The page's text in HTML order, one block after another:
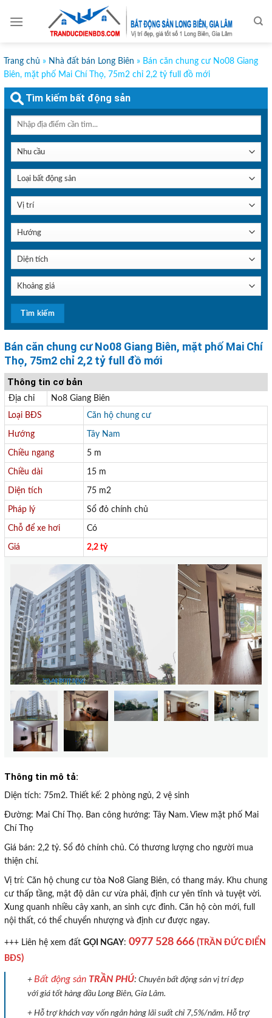
Trang chủ » Nhà đất bán Long Biên » Bán căn chung cư No08 Giang
Biên, mặt phố Mai Chí Thọ, 75m2 chỉ 2,2 tỷ full đồ mới
Bán căn chung cư No08 Giang Biên, mặt phố Mai Chí
Thọ, 75m2 chỉ 2,2 tỷ full đồ mới
Thông tin cơ bản
Địa chỉ
No8 Giang Biên
Loại BĐS
Căn hộ chung cư
Hướng Tây Nam
Chiều ngang 5 m
Chiều dài 15 m
Diện tích 75 m2
Pháp lý Sổ đỏ chính chủ
Chỗ để xe hơi Có
Giá 2,2 tỷ
Thông tin mô tả:
Diện tích: 75m2. Thiết kế: 2 phòng ngủ, 2 vệ sinh
Đường: Mai Chí Thọ. Ban công hướng: Tây Nam. View mặt phố Mai
Chí Thọ
Giá bán: 2,2 tỷ. Sổ đỏ chính chủ. Có thương lượng cho người mua
thiện chí.
Vị trí: Căn hộ chung cư tòa No8 Giang Biên, có thang máy. Khu chung
cư thấp tầng, mật độ dân cư vừa phải, định cư yên tĩnh và tuyệt vời.
Xung quanh nhiều cây xanh, an sinh cực đỉnh. Căn hộ còn mới, full
nội thất, có thể chuyển nhượng và định cư được ngay.
+++ Liên hệ xem đất GỌI NGAY: 0977 528 666 (TRẦN ĐỨC ĐIỂN
BĐS)
+ Bất động sản TRẦN PHÚ: Chuyên bất động sản vị trí đẹp
với giá tốt hàng đầu Long Biên, Gia Lâm.
+ Hỗ trợ khách vay vốn ngân hàng lãi suất chỉ 7,5%/năm. Hỗ trợ
Tìm kiếm bất động sản